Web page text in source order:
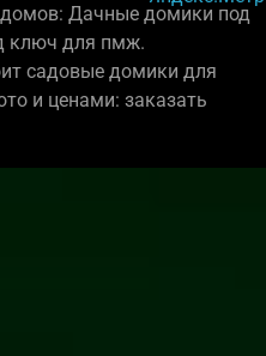
домов: Дачные домики под
ключ для пмж.
садовые домики для
и ценами: заказать